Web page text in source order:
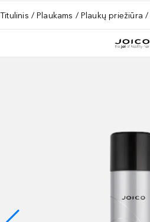
Titulinis Plaukams Plaukų priežiūra